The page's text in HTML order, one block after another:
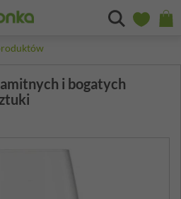
i bogatych